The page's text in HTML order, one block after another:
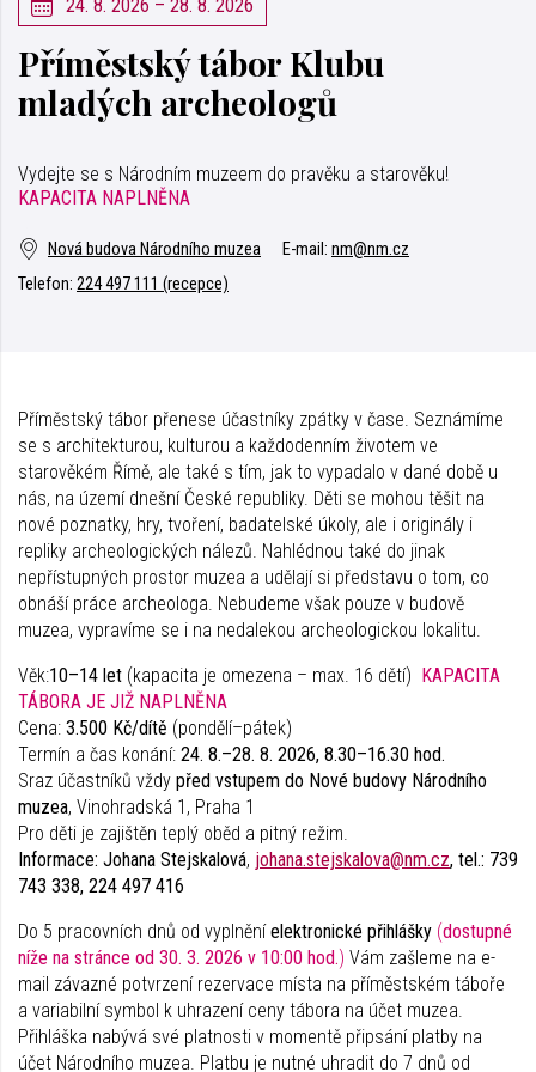
24. 8. 2026 – 28. 8. 2026
Příměstský tábor Klubu
mladých archeologů
Vydejte se s Národním muzeem do pravěku a starověku!
KAPACITA NAPLNĚNA
Nová budova Národního muzea E-mail: nm@nm.cz
Telefon: 224 497 111 (recepce)
Příměstský tábor přenese účastníky zpátky v čase. Seznámíme
se s architekturou, kulturou a každodenním životem ve
starověkém Římě, ale také s tím, jak to vypadalo v dané době u
nás, na území dnešní České republiky. Děti se mohou těšit na
nové poznatky, hry, tvoření, badatelské úkoly, ale i originály i
repliky archeologických nálezů. Nahlédnou také do jinak
nepřístupných prostor muzea a udělají si představu o tom, co
obnáší práce archeologa. Nebudeme však pouze v budově
muzea, vypravíme se i na nedalekou archeologickou lokalitu.
Věk:10–14 let (kapacita je omezena – max. 16 dětí) KAPACITA
TÁBORA JE JIŽ NAPLNĚNA
Cena: 3.500 Kč/dítě (pondělí–pátek)
Termín a čas konání: 24. 8.–28. 8. 2026, 8.30–16.30 hod.
Sraz účastníků vždy před vstupem do Nové budovy Národního
muzea, Vinohradská 1, Praha 1
Pro děti je zajištěn teplý oběd a pitný režim.
Informace: Johana Stejskalová, johana.stejskalova@nm.cz, tel.: 739
743 338, 224 497 416
Do 5 pracovních dnů od vyplněníelektronické přihlášky (dostupné
níže na stránce od 30. 3. 2026 v 10:00 hod.) Vám zašleme na e-
mail závazné potvrzení rezervace místa na příměstském táboře
a variabilní symbol k uhrazení ceny tábora na účet muzea.
Přihláška nabývá své platnosti v momentě připsání platby na
účet Národního muzea. Platbu je nutné uhradit do 7 dnů od